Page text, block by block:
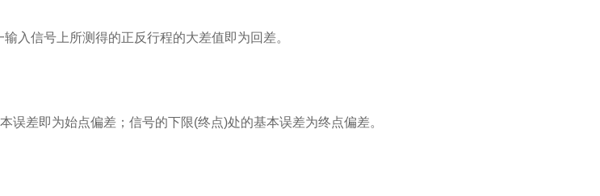
入信号上所测得的正反行程的大差值即为回差。
误差即为始点偏差；信号的下限(终点)处的基本误差为终点偏差。